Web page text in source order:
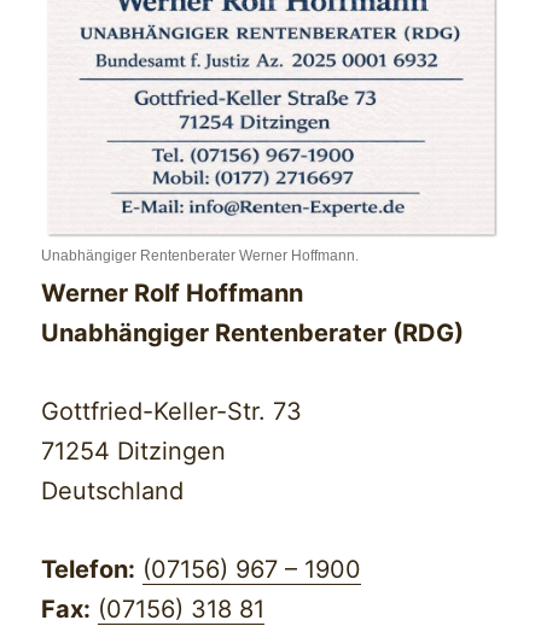
Unabhängiger Rentenberater Werner Hoffmann.
Werner Rolf Hoffmann
Unabhängiger Rentenberater (RDG)
Gottfried-Keller-Str. 73
71254 Ditzingen
Deutschland
Telefon: (07156) 967 – 1900
Fax: (07156) 318 81